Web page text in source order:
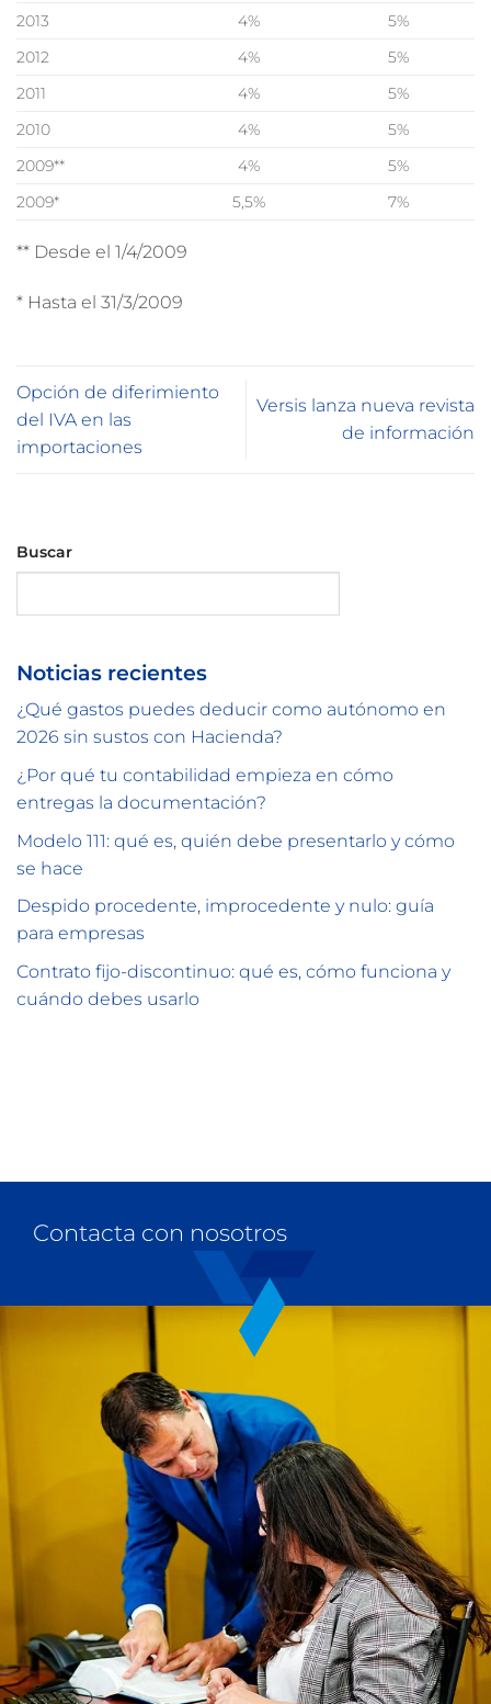
2013
4%
5%
2012
4%
5%
2011
4%
5%
2010
4%
5%
2009**
4%
5%
2009*
5,5% 7%
** Desde el 1/4/2009
* Hasta el 31/3/2009
Opción de diferimiento
del IVA en las
importaciones
Versis lanza nueva revista
de información
Buscar
Noticias recientes
¿Qué gastos puedes deducir como autónomo en
2026 sin sustos con Hacienda?
¿Por qué tu contabilidad empieza en cómo
entregas la documentación?
Modelo 111: qué es, quién debe presentarlo y cómo
se hace
Despido procedente, improcedente y nulo: guía
para empresas
Contrato fijo-discontinuo: qué es, cómo funciona y
cuándo debes usarlo
Contacta con nosotros